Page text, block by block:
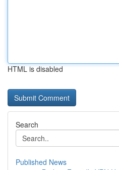
HTML is disabled
Search
Published News